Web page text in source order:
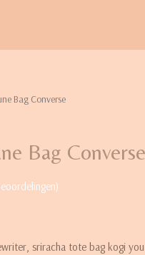
Bag Converse
Bag Converse
sriracha tote bag kogi